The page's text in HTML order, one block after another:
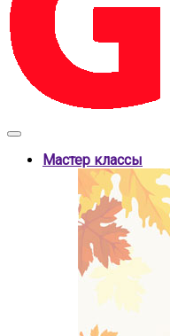
Мастер классы